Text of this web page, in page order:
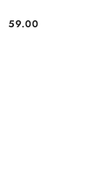
Cena:
59.00
Pomiń